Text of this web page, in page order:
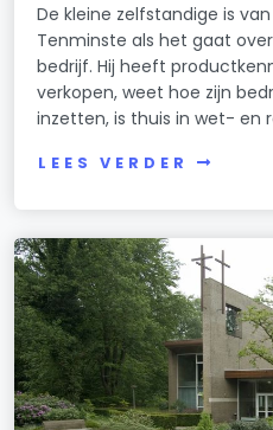
De kleine zelfstandige is
Tenminste als het gaat
bedrijf. Hij heeft
verkopen, weet hoe zijn
inzetten, is thuis in wet- en
LEES VERDER